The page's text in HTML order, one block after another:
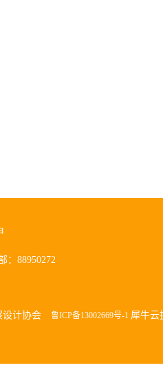
：88950272
设计协会 鲁ICP备13002669号-1 犀牛云